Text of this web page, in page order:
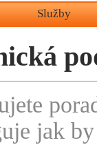
jak
Služby